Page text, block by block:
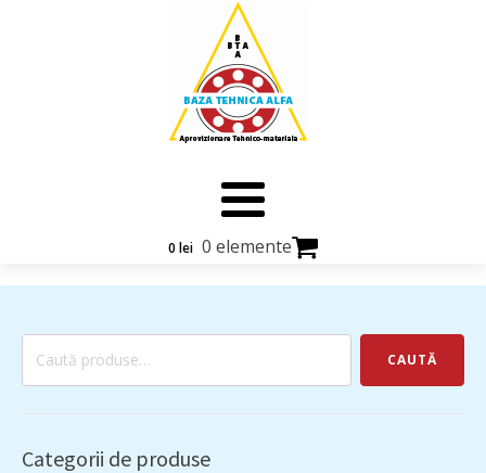
0 lei 0 elemente
Caută
CAUTĂ
Categorii de produse